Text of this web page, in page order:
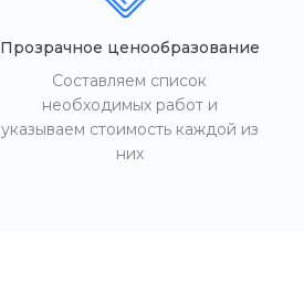
Прозрачное ценообразование
Составляем список
необходимых работ и
указываем стоимость каждой из
них